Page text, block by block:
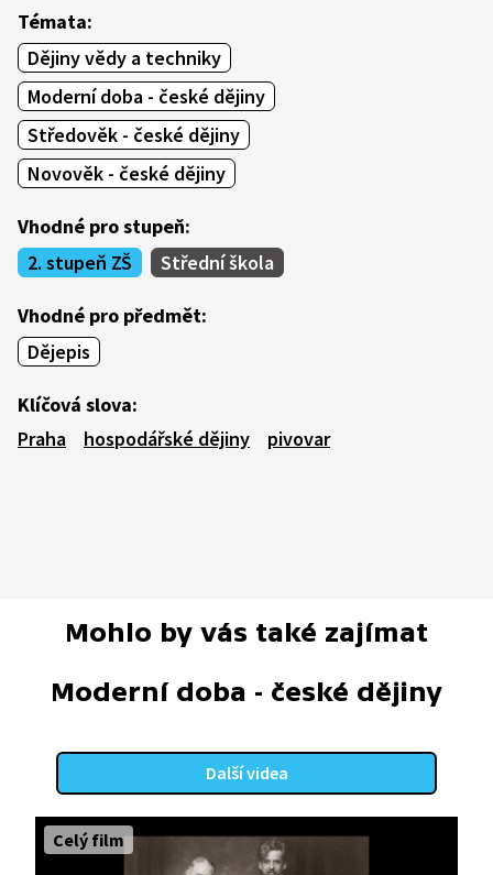
Témata:
Dějiny vědy a techniky
Moderní doba - české dějiny
Středověk - české dějiny
Novověk - české dějiny
Vhodné pro stupeň:
2. stupeň ZŠ
Střední škola
Vhodné pro předmět:
Dějepis
Klíčová slova:
Praha
hospodářské dějiny pivovar
Mohlo by vás také zajímat
Moderní doba - české dějiny
Další videa
Celý film